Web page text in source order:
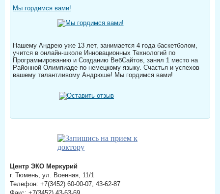
Мы гордимся вами!
Нашему Андрею уже 13 лет, занимается 4 года баскетболом,
учится в онлайн-школе Инновационных Технологий по
Программированию и Созданию ВебСайтов, занял 1 место на
Районной Олимпиаде по немецкому языку. Счастья и успехов
вашему талантливому Андрюше! Мы гордимся вами!
Центр ЭКО Меркурий
г. Тюмень, ул. Военная, 11/1
Телефон: +7(3452) 60-00-07, 43-62-87